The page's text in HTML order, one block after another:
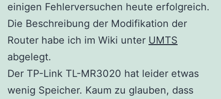
einigen Fehlerversuchen heute erfolgreich.
Die Beschreibung der Modifikation der
Router habe ich im Wiki unter UMTS
abgelegt.
Der TP-Link TL-MR3020 hat leider etwas
wenig Speicher. Kaum zu glauben, dass